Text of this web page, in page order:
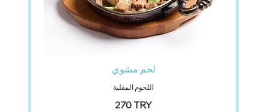
لحم مشوي
اللحوم المقلية
‏270 TRY